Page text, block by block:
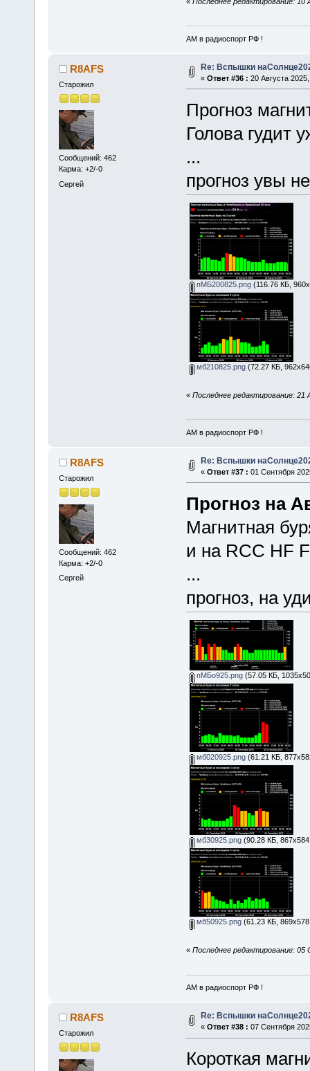
АМ в радиоспорт РФ !
R8AFS
Старожил
Сообщений: 462
Карма: +2/-0
Сергей
Re: Вспышки
« Ответ #36 : 20 Августа
Прогноз
Голова гудит
...
прогноз увы
пМБ200825.png(116.76 КБ,
мб210825.png(72.27 КБ,
« Последнее редактирование: 21
АМ в радиоспорт РФ !
R8AFS
Старожил
Сообщений: 462
Карма: +2/-0
Сергей
Re: Вспышки
« Ответ #37 : 01 Сентября
Прогноз на
Магнитная
и на RCC HF
...
прогноз, на
пМБо925.png(57.05 КБ,
мб020925.png(61.21 КБ,
мб30925.png(90.28 КБ,
мб50925.png(61.23 КБ,
« Последнее редактирование:
АМ в радиоспорт РФ !
R8AFS
Старожил
Re: Вспышки
« Ответ #38 : 07 Сентября
Короткая